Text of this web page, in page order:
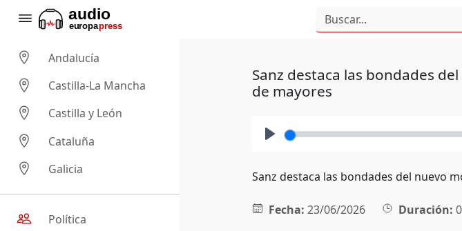
Andalucía
Castilla-La Mancha
Castilla y León
Cataluña
Galicia
Política
Sanz destaca las bondades
de mayores
Sanz destaca las bondades del nuevo
Fecha: 23/06/2026 Duración: